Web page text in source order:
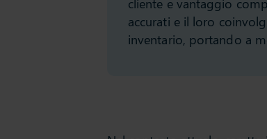
cliente e vantaggio
accurati e il loro
inventario, portando a